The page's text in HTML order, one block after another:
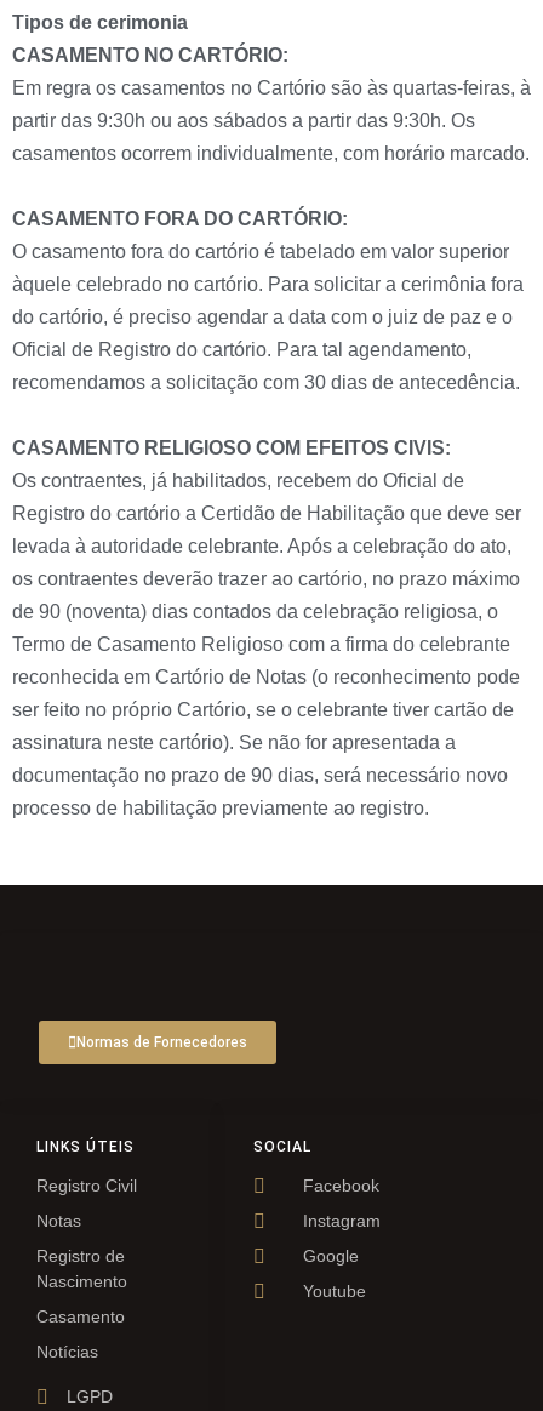
Tipos de cerimonia
CASAMENTO NO CARTÓRIO:
Em regra os casamentos no Cartório são às quartas-feiras, à
partir das 9:30h ou aos sábados a partir das 9:30h. Os
casamentos ocorrem individualmente, com horário marcado.
CASAMENTO FORA DO CARTÓRIO:
O casamento fora do cartório é tabelado em valor superior
àquele celebrado no cartório. Para solicitar a cerimônia fora
do cartório, é preciso agendar a data com o juiz de paz e o
Oficial de Registro do cartório. Para tal agendamento,
recomendamos a solicitação com 30 dias de antecedência.
CASAMENTO RELIGIOSO COM EFEITOS CIVIS:
Os contraentes, já habilitados, recebem do Oficial de
Registro do cartório a Certidão de Habilitação que deve ser
levada à autoridade celebrante. Após a celebração do ato,
os contraentes deverão trazer ao cartório, no prazo máximo
de 90 (noventa) dias contados da celebração religiosa, o
Termo de Casamento Religioso com a firma do celebrante
reconhecida em Cartório de Notas (o reconhecimento pode
ser feito no próprio Cartório, se o celebrante tiver cartão de
assinatura neste cartório). Se não for apresentada a
documentação no prazo de 90 dias, será necessário novo
processo de habilitação previamente ao registro.
SOCIAL
Facebook
Instagram
Google
Youtube
LINKS ÚTEIS
Registro Civil
Notas
Registro de
Nascimento
Casamento
Notícias
LGPD
Normas de Fornecedores